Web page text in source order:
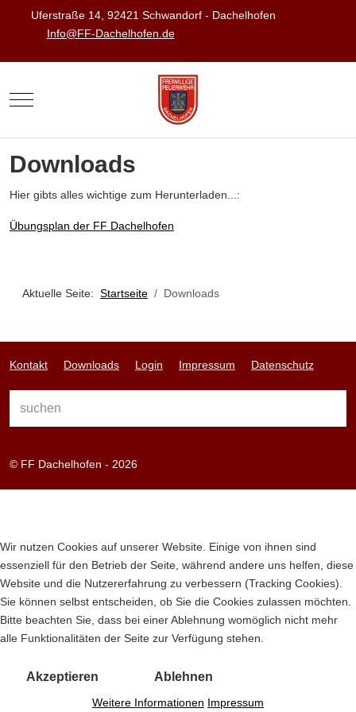
Uferstraße 14, 92421 Schwandorf - Dachelhofen
Info@FF-Dachelhofen.de
Mobile Menu Toggle
Downloads
Hier gibts alles wichtige zum Herunterladen...:
Übungsplan der FF Dachelhofen
Aktuelle Seite: Startseite Downloads
Kontakt Downloads Login Impressum Datenschutz
© FF Dachelhofen - 2026
Wir nutzen Cookies auf unserer Website. Einige von ihnen sind
essenziell für den Betrieb der Seite, während andere uns helfen, diese
Website und die Nutzererfahrung zu verbessern (Tracking Cookies).
Sie können selbst entscheiden, ob Sie die Cookies zulassen möchten.
Bitte beachten Sie, dass bei einer Ablehnung womöglich nicht mehr
alle Funktionalitäten der Seite zur Verfügung stehen.
Akzeptieren Ablehnen
Weitere Informationen Impressum